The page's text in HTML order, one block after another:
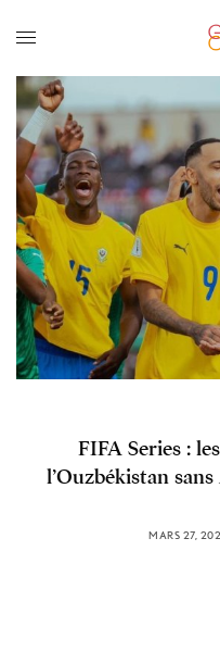
FIFA Series :
l’Ouzbékistan
MARS 27,